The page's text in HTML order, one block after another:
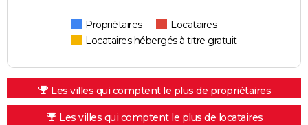
Propriétaires
Locataires
Locataires hébergés à titre gratuit
Les villes qui comptent le plus de propriétaires
Les villes qui comptent le plus de locataires